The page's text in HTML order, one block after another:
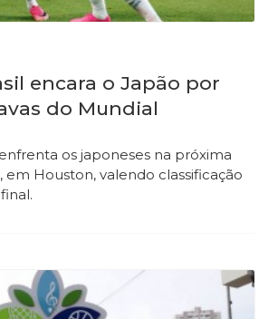
encara o Japão por
do Mundial
os japoneses na próxima
em Houston, valendo classificação